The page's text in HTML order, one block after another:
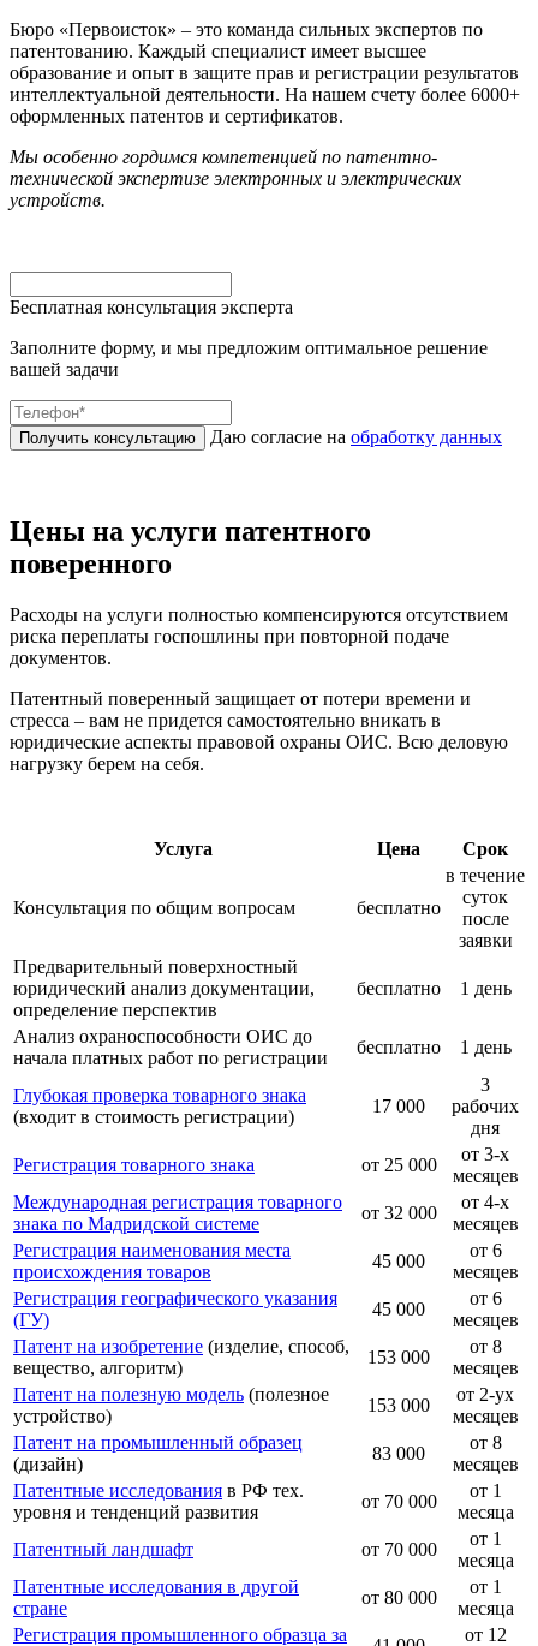
Бюро «Первоисток» – это команда сильных экспертов по
патентованию. Каждый специалист имеет высшее
образование и опыт в защите прав и регистрации результатов
интеллектуальной деятельности. На нашем счету более 6000+
оформленных патентов и сертификатов.
Мы особенно гордимся компетенцией по патентно-
технической экспертизе электронных и электрических
устройств.
Бесплатная консультация эксперта
Заполните форму, и мы предложим оптимальное решение
вашей задачи
Получить консультацию Даю согласие на обработку данных
Цены на услуги патентного
поверенного
Расходы на услуги полностью компенсируются отсутствием
риска переплаты госпошлины при повторной подаче
документов.
Патентный поверенный защищает от потери времени и
стресса – вам не придется самостоятельно вникать в
юридические аспекты правовой охраны ОИС. Всю деловую
нагрузку берем на себя.
Услуга Цена Срок
Консультация по общим вопросам бесплатно
в течение
суток
после
заявки
Предварительный поверхностный
юридический анализ документации,
определение перспектив
бесплатно 1 день
Анализ охраноспособности ОИС до
начала платных работ по регистрации
бесплатно 1 день
Глубокая проверка товарного знака
(входит в стоимость регистрации)
17 000
3
рабочих
дня
Регистрация товарного знака
от 25 000
от 3-х
месяцев
Международная регистрация товарного
знака по Мадридской системе
от 32 000
от 4-х
месяцев
Регистрация наименования места
происхождения товаров
45 000
от 6
месяцев
Регистрация географического указания
(ГУ)
45 000
от 6
месяцев
Патент на изобретение (изделие, способ,
вещество, алгоритм)
153 000
от 8
месяцев
Патент на полезную модель (полезное
устройство)
153 000
от 2-ух
месяцев
Патент на промышленный образец
(дизайн)
83 000
от 8
месяцев
Патентные исследования в РФ тех.
уровня и тенденций развития
от 70 000
от 1
месяца
Патентный ландшафт
от 70 000
от 1
месяца
Патентные исследования в другой
стране
от 80 000
от 1
месяца
Регистрация промышленного образца за
от 12